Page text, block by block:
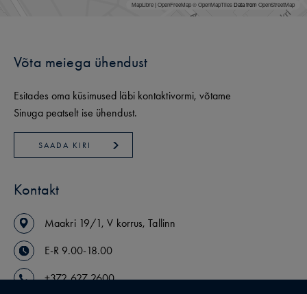
MapLibre|OpenFreeMap© OpenMapTilesData from OpenStreetMap
Võta meiega ühendust
Esitades oma küsimused läbi kontaktivormi, võtame
Sinuga peatselt ise ühendust.
SAADA KIRI
Kontakt
Maakri 19/1,V korrus,Tallinn
E-R 9.00-18.00
+372 627 2600